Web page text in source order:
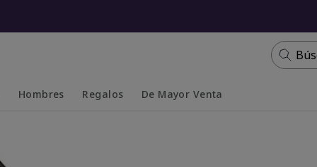
Hombres Regalos De Mayor Venta